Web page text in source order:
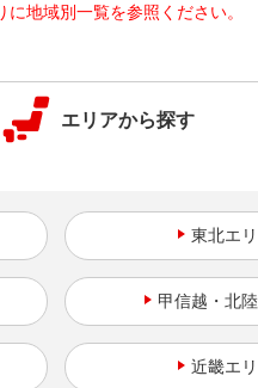
地域別一覧を参照ください。
エリアから探す
東北
甲信越・北陸
近畿